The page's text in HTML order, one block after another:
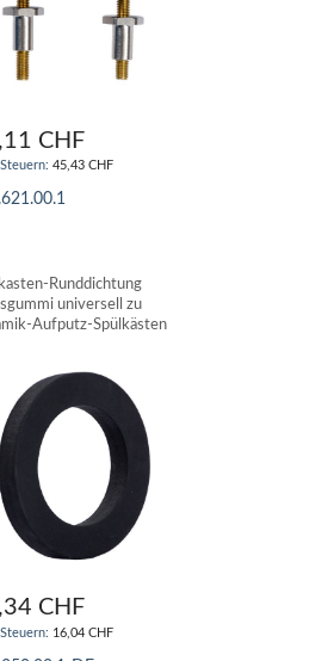
CHF
45,43 CHF
Runddichtung
universell zu
Aufputz-Spülkästen
CHF
16,04 CHF